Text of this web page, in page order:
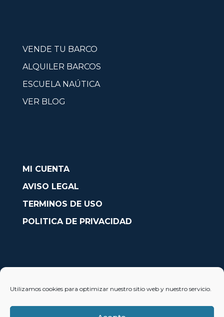
Utilizamos cookies para optimizar nuestro sitio web y nuestro servicio.
VENDE TU BARCO
ALQUILER BARCOS
ESCUELA NAÚTICA
VER BLOG
MI CUENTA
AVISO LEGAL
TERMINOS DE USO
POLITICA DE PRIVACIDAD
Avda. País Valencià nº54, Oficina 23, Alcoy (Alicante)